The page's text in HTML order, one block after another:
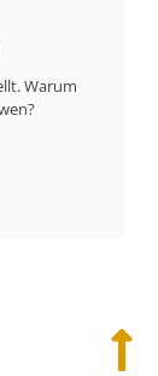
Warum